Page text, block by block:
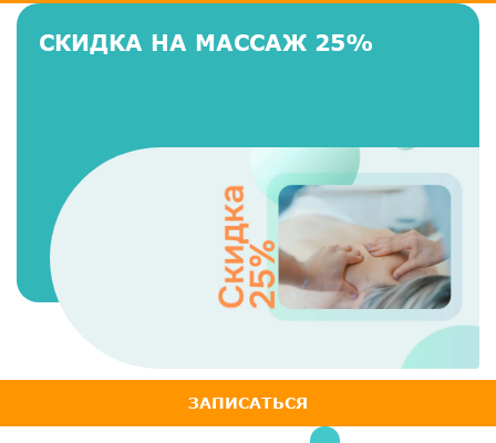
СКИДКА НА МАССАЖ 25%
ЗАПИСАТЬСЯ